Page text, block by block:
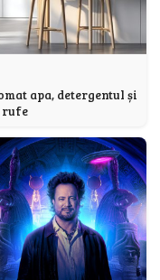
apa, detergentul și
rufe